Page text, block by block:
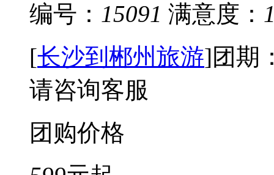
编号： 15091 满意度：
[长沙到郴州旅游]团期
请咨询客服
团购价格